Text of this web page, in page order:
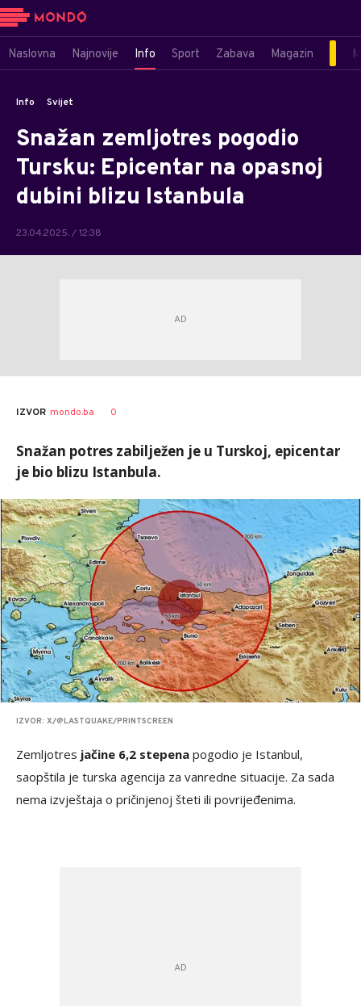
Naslovna Najnovije Info Sport Zabava Magazin
Info Svijet
Snažan zemljotres pogodio
Tursku: Epicentar na opasnoj
dubini blizu Istanbula
23.04.2025. / 12:38
IZVOR mondo.ba 0
Snažan potres zabilježen je u Turskoj, epicentar
je bio blizu Istanbula.
IZVOR: X/@LASTQUAKE/PRINTSCREEN
Zemljotres jačine 6,2 stepena pogodio je Istanbul,
saopštila je turska agencija za vanredne situacije. Za sada
nema izvještaja o pričinjenoj šteti ili povrijeđenima.